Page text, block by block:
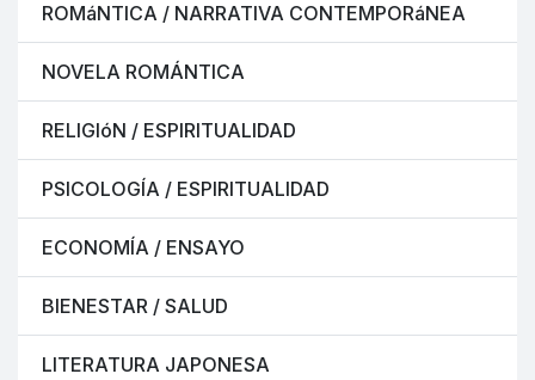
ROMáNTICA / NARRATIVA CONTEMPORáNEA
NOVELA ROMÁNTICA
RELIGIóN / ESPIRITUALIDAD
PSICOLOGÍA / ESPIRITUALIDAD
ECONOMÍA / ENSAYO
BIENESTAR / SALUD
LITERATURA JAPONESA